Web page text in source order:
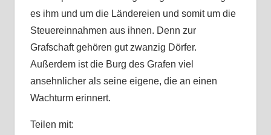
es ihm und um die Ländereien und somit um die
Steuereinnahmen aus ihnen. Denn zur
Grafschaft gehören gut zwanzig Dörfer.
Außerdem ist die Burg des Grafen viel
ansehnlicher als seine eigene, die an einen
Wachturm erinnert.
Teilen mit: